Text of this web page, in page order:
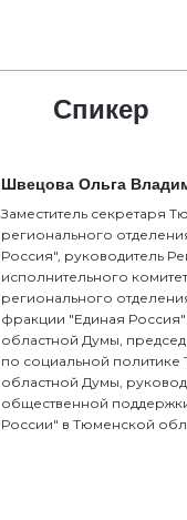
Спикер
Швецова Ольга
Заместитель секретаря
регионального
Россия", руководитель
исполнительного
регионального
фракции "Единая
областной Думы,
по социальной
областной Думы,
общественной
России" в Тюменской